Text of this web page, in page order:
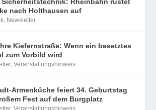
Sicherheitstechnik: Rheinbahn rüstet
nach Holthausen auf
, Newsletter
Kiefernstraße: Wenn ein besetztes
zum Vorbild wird
,Veranstaltungshinweis
Armenküche feiert 34. Geburtstag
Fest auf dem Burgplatz